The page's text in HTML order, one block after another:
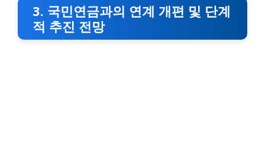
3. 국민연금과의 연계 개편 및 단계
적 추진 전망